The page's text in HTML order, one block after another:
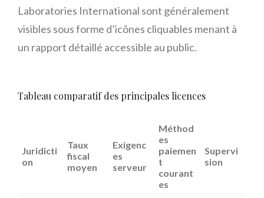
Laboratories International sont généralement
visibles sous forme d’icônes cliquables menant à
un rapport détaillé accessible au public.
Tableau comparatif des principales licences
Juridicti
on
Taux
fiscal
moyen
Exigenc
es
serveur
Méthod
es
paiemen
t
courant
es
Supervi
sion